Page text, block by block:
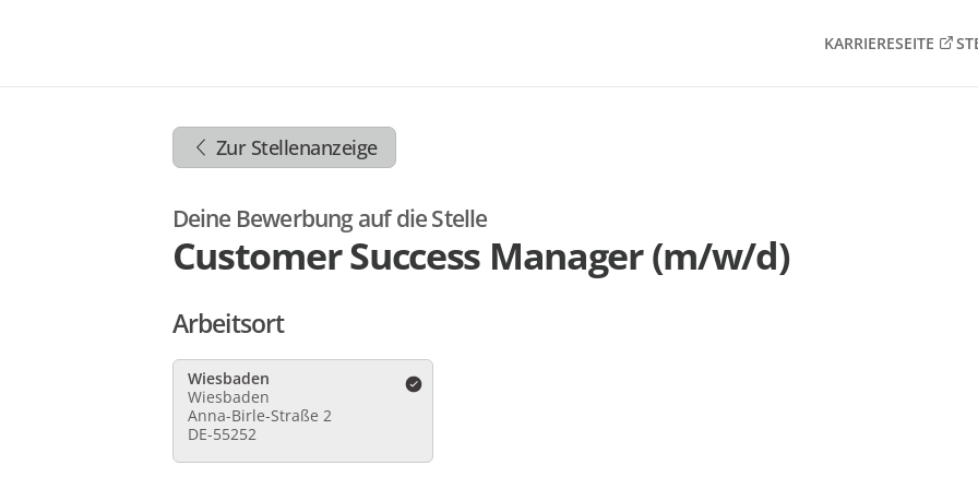
Zur
KARRIERESEITE
Zur Stellenanzeige
Deine Bewerbung auf die Stelle
Customer Success Manager (m/w/d)
Arbeitsort
Wiesbaden
Wiesbaden
Anna-Birle-Straße 2
DE-55252